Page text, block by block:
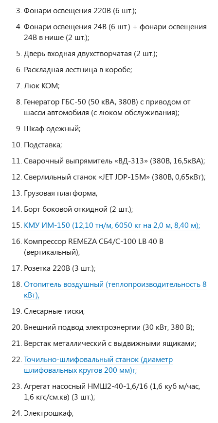
Фонари освещения 220В (6 шт.);
Фонари освещения 24В (6 шт.) + фонари освещения
24В в нише (2 шт.);
Дверь входная двухстворчатая (2 шт.);
Раскладная лестница в коробе;
Люк КОМ;
Генератор ГБС-50 (50 кВА, 380В) с приводом от
шасси автомобиля (с люком обслуживания);
Шкаф одежный;
Подставка;
Сварочный выпрямитель «ВД-313» (380В, 16,5кВА);
Сверлильный станок «JET JDP-15M» (380В, 0,65кВт);
Грузовая платформа;
Борт боковой откидной (2 шт.);
КМУ ИМ-150 (12,10 тн/м, 6050 кг на 2,0 м, 8,40 м);
Компрессор REMEZA СБ4/C-100 LB 40 В
(вертикальный);
Розетка 220В (3 шт.);
Отопитель воздушный (теплопроизводительность 8
кВт);
Слесарные тиски;
Внешний подвод электроэнергии (30 кВт, 380 В);
Верстак металлический с выдвижными ящиками;
Точильно-шлифовальный станок (диаметр
шлифовальных кругов 200 мм)г;
Агрегат насосный НМШ2-40-1,6/16 (1,6 куб м/час,
1,6 кгс/см.кв) (3 шт.);
Электрошкаф;